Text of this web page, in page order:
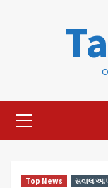
Menu
Top News સવાલ